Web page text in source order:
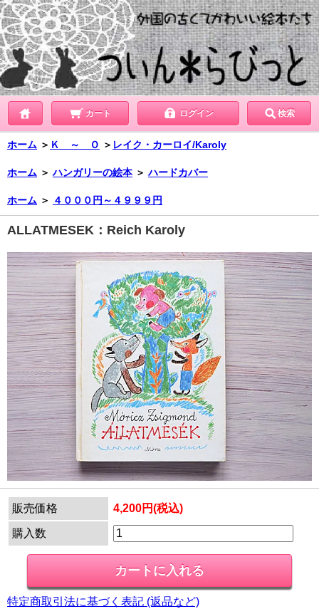
カート ログイン 検索
ホーム ＞ Ｋ ～ Ｏ ＞ レイク・カーロイ/Karoly
ホーム ＞ ハンガリーの絵本 ＞ ハードカバー
ホーム ＞ ４０００円～４９９９円
ALLATMESEK：Reich Karoly
販売価格 4,200円(税込)
購入数
特定商取引法に基づく表記 (返品など)